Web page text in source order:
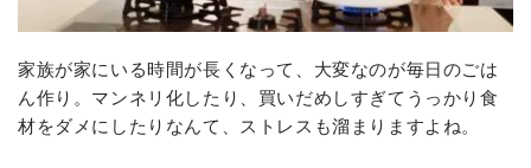
家族が家にいる時間が長くなって、大変なのが毎日のごは
ん作り。マンネリ化したり、買いだめしすぎてうっかり食
材をダメにしたりなんて、ストレスも溜まりますよね。